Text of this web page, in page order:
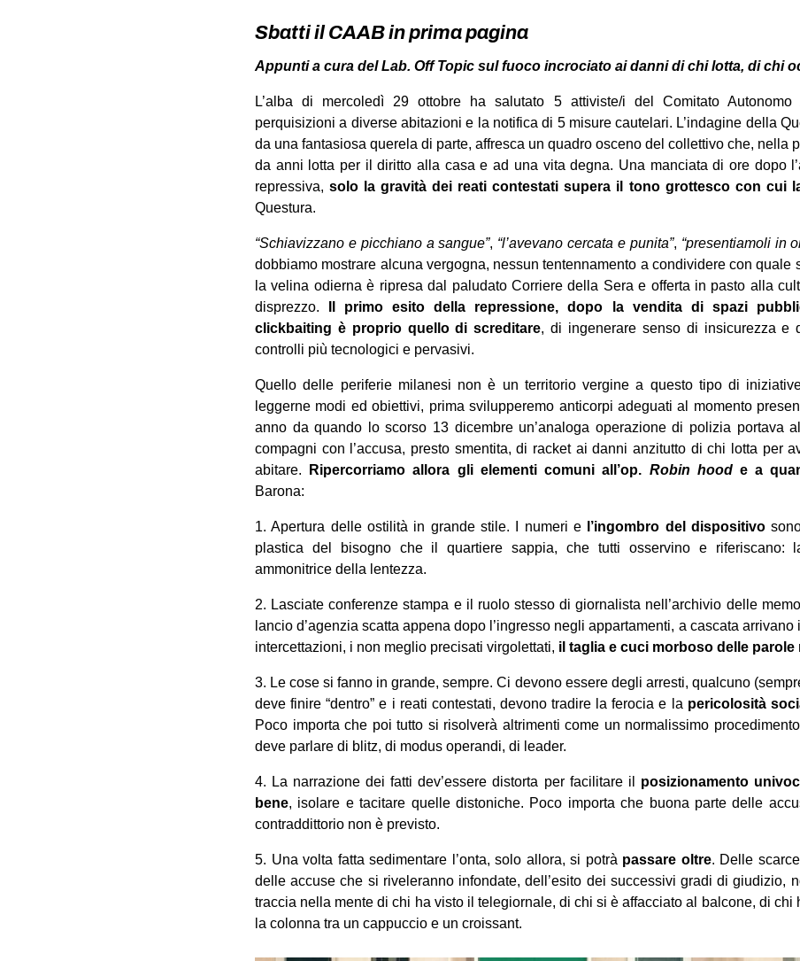
Sbatti il CAAB in prima pagina
Appunti a cura del Lab. Off Topic sul fuoco incrociato ai danni di chi lotta, di chi
L’alba di mercoledì 29 ottobre ha salutato 5 attiviste/i del Comitato Autonomo
perquisizioni a diverse abitazioni e la notifica di 5 misure cautelari. L’indagine della
da una fantasiosa querela di parte, affresca un quadro osceno del collettivo che, nella
da anni lotta per il diritto alla casa e ad una vita degna. Una manciata di ore dopo
repressiva,solo la gravità dei reati contestati supera il tono grottesco con cui
Questura.
“Schiavizzano e picchiano a sangue”, “l’avevano cercata e punita”, “presentiamoli in
dobbiamo mostrare alcuna vergogna, nessun tentennamento a condividere con quale
la velina odierna è ripresa dal paludato Corriere della Sera e offerta in pasto alla
disprezzo.
Il primo esito della repressione, dopo la vendita di spazi
clickbaiting è proprio quello di screditare, di ingenerare senso di insicurezza e
controlli più tecnologici e pervasivi.
Quello delle periferie milanesi non è un territorio vergine a questo tipo di
leggerne modi ed obiettivi, prima svilupperemo anticorpi adeguati al momento
anno da quando lo scorso 13 dicembre un’analoga operazione di polizia portava
compagni con l’accusa, presto smentita, di racket ai danni anzitutto di chi lotta per
abitare.
Ripercorriamo allora gli elementi comuni all’op. Robin hoode a
Barona:
1. Apertura delle ostilità in grande stile. I numeri e l’ingombro del dispositivo
plastica del bisogno che il quartiere sappia, che tutti osservino e riferiscano:
ammonitrice della lentezza.
2. Lasciate conferenze stampa e il ruolo stesso di giornalista nell’archivio delle
lancio d’agenzia scatta appena dopo l’ingresso negli appartamenti, a cascata
intercettazioni, i non meglio precisati virgolettati, il taglia e cuci morboso delle parole
3. Le cose si fanno in grande, sempre. Ci devono essere degli arresti, qualcuno
deve finire “dentro” e i reati contestati, devono tradire la ferocia e la pericolosità
Poco importa che poi tutto si risolverà altrimenti come un normalissimo
deve parlare di blitz, di modus operandi, di leader.
4. La narrazione dei fatti dev’essere distorta per facilitare il posizionamento
bene, isolare e tacitare quelle distoniche. Poco importa che buona parte delle
contraddittorio non è previsto.
5. Una volta fatta sedimentare l’onta, solo allora, si potrà passare oltre. Delle
delle accuse che si riveleranno infondate, dell’esito dei successivi gradi di giudizio,
traccia nella mente di chi ha visto il telegiornale, di chi si è affacciato al balcone, di chi
la colonna tra un cappuccio e un croissant.